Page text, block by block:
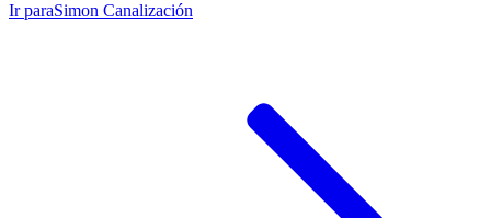
Ir paraSimon Canalización